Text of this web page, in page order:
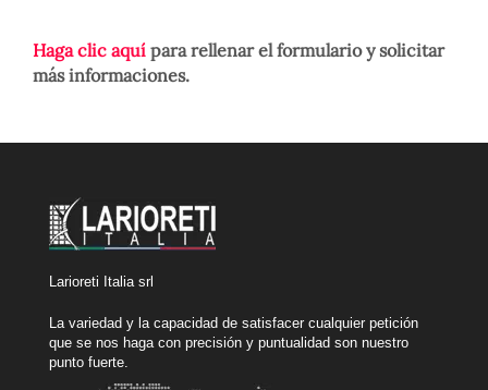
Haga clic aquí para rellenar el formulario y solicitar
más informaciones.
Larioreti Italia srl
La variedad y la capacidad de satisfacer cualquier petición
que se nos haga con precisión y puntualidad son nuestro
punto fuerte.